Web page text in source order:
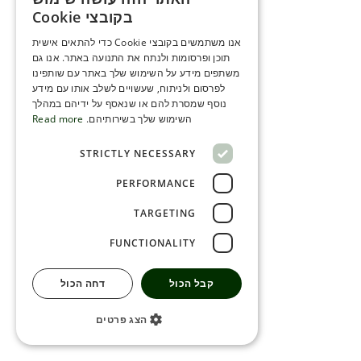
ENGLISH
SERBIA
HEBREW
RUSSIAN
SERBIAN-2
בקובצי Cookie
אנו משתמשים בקובצי Cookie כדי להתאים אישית
תוכן ופרסומות ולנתח את התנועה באתר. אנו גם
משתפים מידע על השימוש שלך באתר עם שותפינו
לפרסום ולניתוח, שעשויים לשלב אותו עם מידע
נוסף שמסרת להם או שנאסף על ידיהם במהלך
השימוש שלך בשירותיהם. Read more
STRICTLY NECESSARY
PERFORMANCE
TARGETING
FUNCTIONALITY
קבל הכול דחה הכול
הצג פרטים